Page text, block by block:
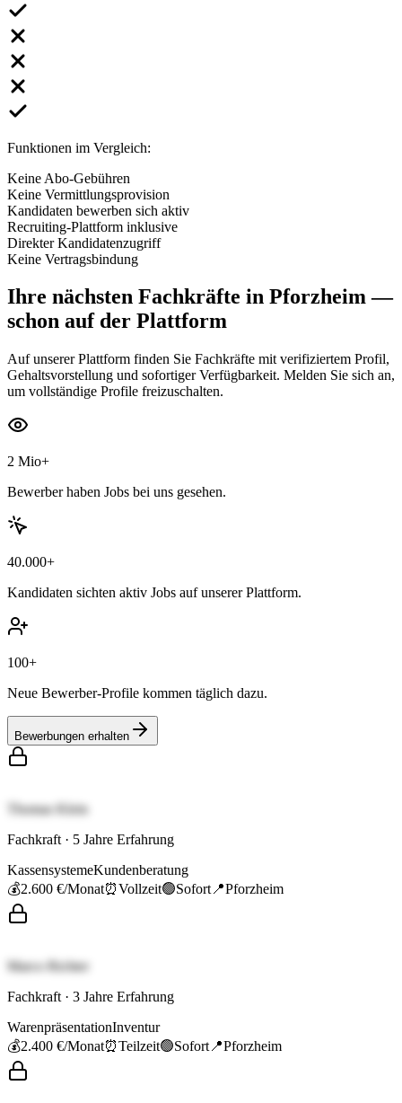
Funktionen im Vergleich:
Keine Abo-Gebühren
Keine Vermittlungsprovision
Kandidaten bewerben sich aktiv
Recruiting-Plattform inklusive
Direkter Kandidatenzugriff
Keine Vertragsbindung
Ihre nächsten Fachkräfte in Pforzheim—
schon auf der Plattform
Auf unserer Plattform finden Sie Fachkräfte mit verifiziertem Profil,
Gehaltsvorstellung und sofortiger Verfügbarkeit. Melden Sie sich an,
um vollständige Profile freizuschalten.
2 Mio+
Bewerber haben Jobs bei uns gesehen.
40.000+
Kandidaten sichten aktiv Jobs auf unserer Plattform.
100+
Neue Bewerber-Profile kommen täglich dazu.
Bewerbungen erhalten
Thomas Klein
Fachkraft · 5 Jahre Erfahrung
KassensystemeKundenberatung
💰2.600 €/Monat⏰Vollzeit🟢Sofort 📍Pforzheim
Marco Richter
Fachkraft · 3 Jahre Erfahrung
WarenpräsentationInventur
💰2.400 €/Monat⏰Teilzeit🟢Sofort 📍Pforzheim